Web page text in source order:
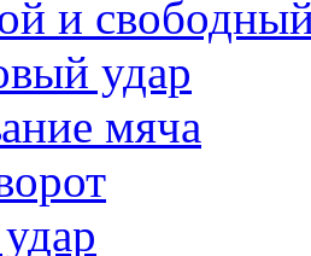
и
удар
мяча